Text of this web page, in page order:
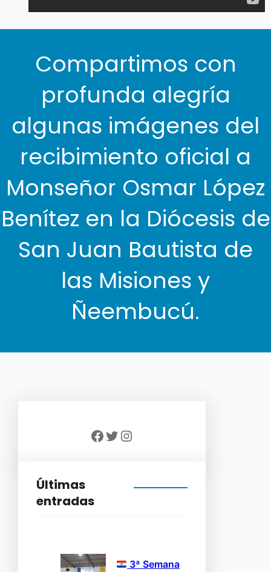
Compartimos con
profunda alegría
algunas imágenes del
recibimiento oficial a
Monseñor Osmar López
Benítez en la Diócesis de
San Juan Bautista de
las Misiones y
Ñeembucú.
Facebook Twitter Instagram
Últimas
entradas
3ª Semana